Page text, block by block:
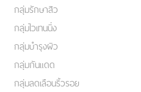
กลุ่มรักษาสิว
กลุ่มไวเทนนิ่ง
กลุ่มบำรุงผิว
กลุ่มกันแดด
กลุ่มลดเลือนริ้วรอย